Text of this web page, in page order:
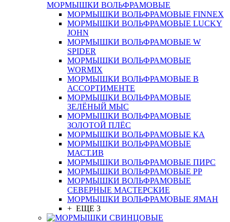
МОРМЫШКИ ВОЛЬФРАМОВЫЕ
МОРМЫШКИ ВОЛЬФРАМОВЫЕ FINNEX
МОРМЫШКИ ВОЛЬФРАМОВЫЕ LUCKY
JOHN
МОРМЫШКИ ВОЛЬФРАМОВЫЕ W
SPIDER
МОРМЫШКИ ВОЛЬФРАМОВЫЕ
WORMIX
МОРМЫШКИ ВОЛЬФРАМОВЫЕ В
АССОРТИМЕНТЕ
МОРМЫШКИ ВОЛЬФРАМОВЫЕ
ЗЕЛЁНЫЙ МЫС
МОРМЫШКИ ВОЛЬФРАМОВЫЕ
ЗОЛОТОЙ ПЛЁС
МОРМЫШКИ ВОЛЬФРАМОВЫЕ КА
МОРМЫШКИ ВОЛЬФРАМОВЫЕ
МАСТ.ИВ
МОРМЫШКИ ВОЛЬФРАМОВЫЕ ПИРС
МОРМЫШКИ ВОЛЬФРАМОВЫЕ РР
МОРМЫШКИ ВОЛЬФРАМОВЫЕ
СЕВЕРНЫЕ МАСТЕРСКИЕ
МОРМЫШКИ ВОЛЬФРАМОВЫЕ ЯМАН
+ ЕЩЕ 3